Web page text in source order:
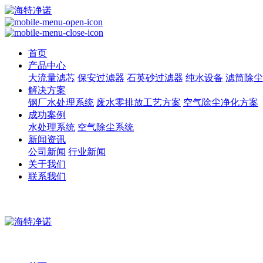
首页
产品中心
大流量滤芯 保安过滤器 石英砂过滤器 纯水设备 滤筒除
解决方案
钢厂水处理系统 废水零排放工艺方案 空气除尘净化方案
成功案例
水处理系统 空气除尘系统
新闻资讯
公司新闻 行业新闻
关于我们
联系我们